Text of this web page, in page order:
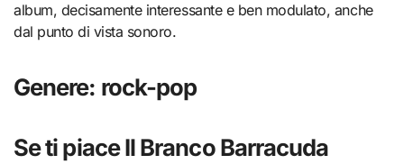
album, decisamente interessante e ben modulato, anche
dal punto di vista sonoro.
Genere: rock-pop
Se ti piace Il Branco Barracuda